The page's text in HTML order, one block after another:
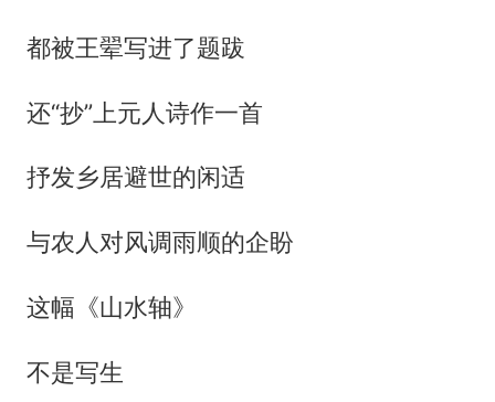
都被王翚写进了题跋
还“抄”上元人诗作一首
抒发乡居避世的闲适
与农人对风调雨顺的企盼
这幅《山水轴》
不是写生